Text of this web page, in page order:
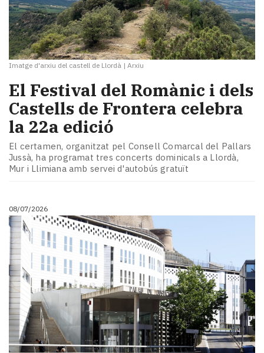
Imatge d'arxiu del castell de Llordà | Arxiu
El Festival del Romànic i dels
Castells de Frontera celebra
la 22a edició
El certamen, organitzat pel Consell Comarcal del Pallars
Jussà, ha programat tres concerts dominicals a Llordà,
Mur i Llimiana amb servei d'autobús gratuït
08/07/2026